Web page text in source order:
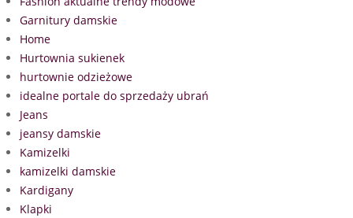
Garnitury damskie
Home
Hurtownia sukienek
hurtownie odzieżowe
idealne portale do sprzedaży ubrań
Jeans
jeansy damskie
Kamizelki
kamizelki damskie
Kardigany
Klapki